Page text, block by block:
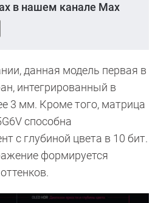
в нашем канале Max
данная модель первая в
интегрированный в
3 мм. Кроме того, матрица
способна
с глубиной цвета в 10 бит.
формируется